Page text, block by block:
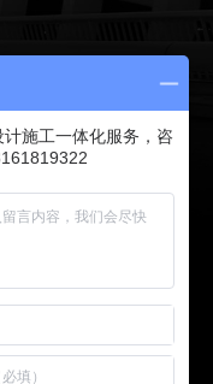
施工一体化服务，咨